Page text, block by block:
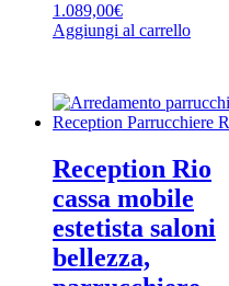
1.089,00€
Aggiungi al carrello
Reception Rio
cassa mobile
estetista saloni
bellezza,